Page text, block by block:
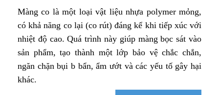
Màng co là một loại vật liệu nhựa polymer mỏng,
có khả năng co lại (co rút) đáng kể khi tiếp xúc với
nhiệt độ cao. Quá trình này giúp màng bọc sát vào
sản phẩm, tạo thành một lớp bảo vệ chắc chắn,
ngăn chặn bụi b bẩn, ẩm ướt và các yếu tố gây hại
khác.